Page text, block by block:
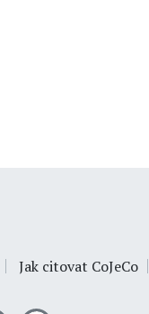
Jak citovat CoJeCo